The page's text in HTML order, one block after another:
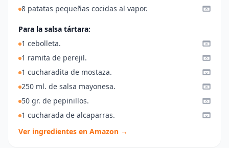
8 patatas pequeñas cocidas al vapor.
Para la salsa tártara:
1 cebolleta.
1 ramita de perejil.
1 cucharadita de mostaza.
250 ml. de salsa mayonesa.
50 gr. de pepinillos.
1 cucharada de alcaparras.
Ver ingredientes en Amazon →